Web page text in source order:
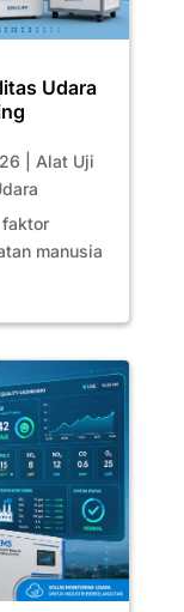
Udara
Alat Uji
manusia